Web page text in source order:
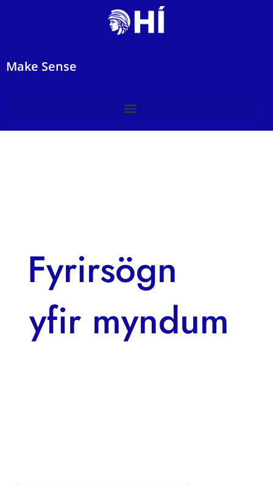
Make Sense
Fyrirsögn
yfir myndum